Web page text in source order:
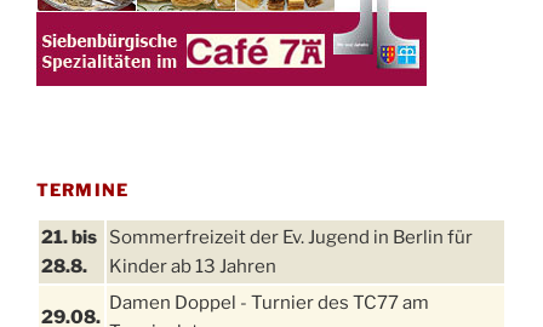
TERMINE
21. bis
28.8.
Sommerfreizeit der Ev. Jugend in Berlin für
Kinder ab 13 Jahren
29.08.
Damen Doppel - Turnier des TC77 am